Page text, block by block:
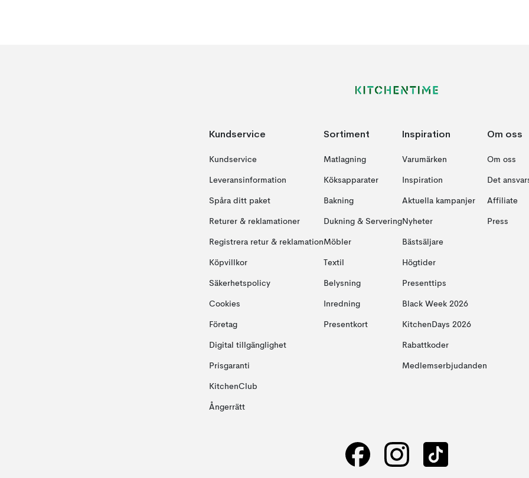
Kundservice
Kundservice
Leveransinformation
Spåra ditt paket
Returer & reklamationer
Registrera retur & reklamation
Köpvillkor
Säkerhetspolicy
Cookies
Företag
Digital tillgänglighet
Prisgaranti
KitchenClub
Ångerrätt
Sortiment
Matlagning
Köksapparater
Bakning
Dukning & Servering
Möbler
Textil
Belysning
Inredning
Presentkort
Inspiration
Varumärken
Inspiration
Aktuella kampanjer
Nyheter
Bästsäljare
Högtider
Presenttips
Black Week 2026
KitchenDays 2026
Rabattkoder
Medlemserbjudanden
Om oss
Om oss
Det
Affiliate
Press